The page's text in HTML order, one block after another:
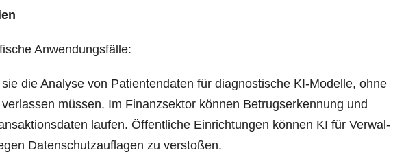
Anwendungsfälle:
die Ana­ly­se von Pati­en­ten­da­ten für dia­gnos­ti­sche KI-Model­le, ohne
müs­sen. Im Finanz­sek­tor kön­nen Betrugs­er­ken­nung und
lau­fen. Öffent­li­che Ein­rich­tun­gen kön­nen KI für Ver­wal­
Daten­schutz­auf­la­gen zu verstoßen.